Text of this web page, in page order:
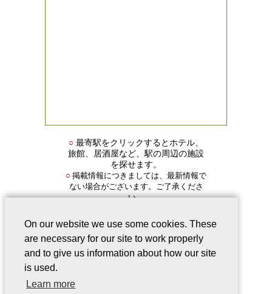
○ 最寄駅をクリックするとホテル、
旅館、居酒屋など、駅の周辺の施設
を探せます。
○ 掲載情報につきましては、最新情報で
ない場合がございます。ご了承くださ
い。
会社案内
On our website we use some cookies. These
are necessary for our site to work properly
and to give us information about how our site
is used.
Learn more